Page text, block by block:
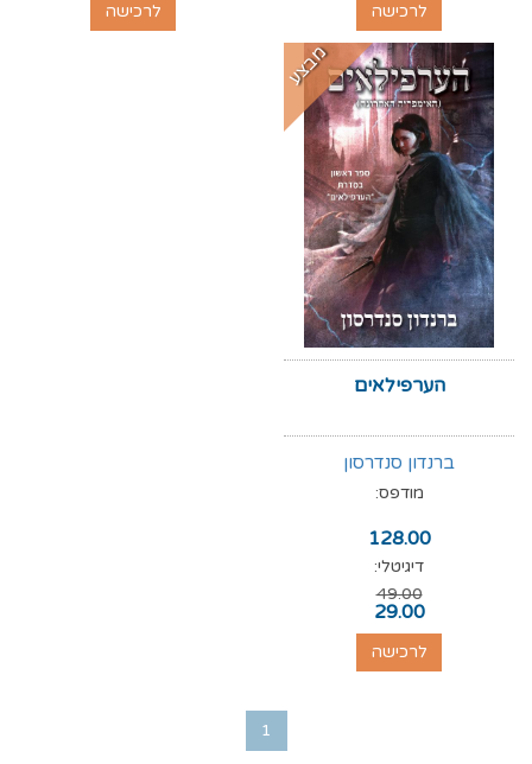
לרכישה לרכישה
מבצע
הערפילאים
ברנדון סנדרסון
מודפס:
128.00
דיגיטלי:
49.00
29.00
לרכישה
1